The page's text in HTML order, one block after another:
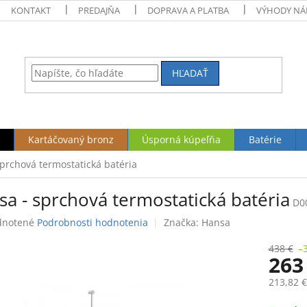
KONTAKT PREDAJŇA DOPRAVA A PLATBA VÝHODY
HĽADAŤ
Kartáčovaný bronz Úsporná kúpeľňa Batérie
termostatická batéria
- sprchová termostatická batéria
Podrobnosti hodnotenia Značka: Hansa
438 €
213,82